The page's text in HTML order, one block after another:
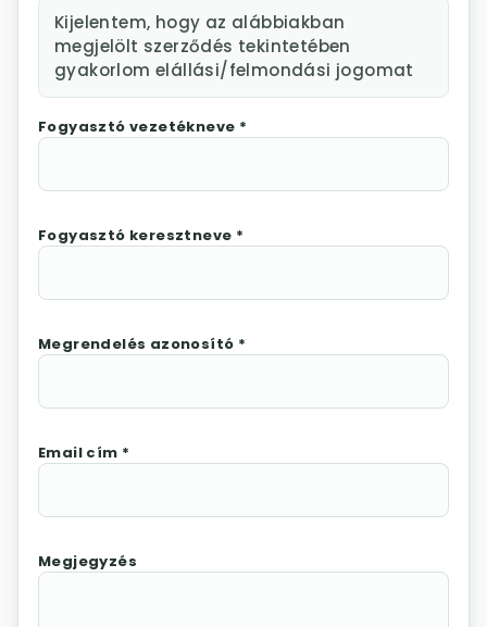
Kijelentem, hogy az alábbiakban
megjelölt szerződés tekintetében
gyakorlom elállási/felmondási jogomat
Fogyasztó vezetékneve *
Fogyasztó keresztneve *
Megrendelés azonosító *
Email cím *
Megjegyzés